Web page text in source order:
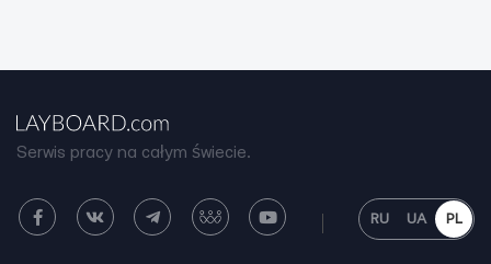
Serwis pracy na całym świecie.
RU UA PL